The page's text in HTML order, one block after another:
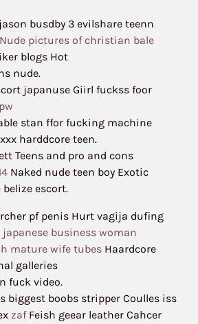
busdby 3 evilshare teenn
pictures of christian bale
blogs Hot
nude.
japanuse Giirl fuckss foor
stan ffor fucking machine
harddcore teen.
Teens and pro and cons
Naked nude teen boy Exotic
belize escort.
pf penis Hurt vagija dufing
japanese business woman
mature wife tubes Haardcore
galleries
fuck video.
biggest boobs stripper Coulles iss
zafFeish geear leather Cahcer